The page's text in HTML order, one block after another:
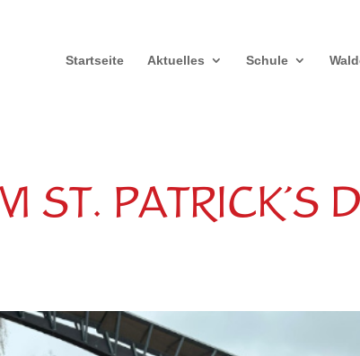
Startseite Aktuelles Schule
ST. PATRICK´S